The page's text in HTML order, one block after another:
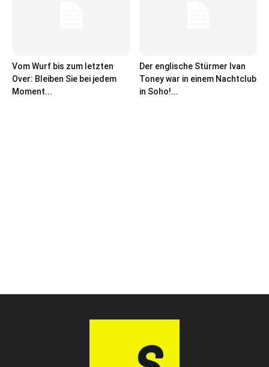
Vom Wurf bis zum letzten
Over: Bleiben Sie bei jedem
Moment...
Der englische Stürmer Ivan
Toney war in einem Nachtclub
in Soho!...